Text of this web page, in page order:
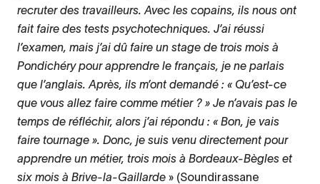
recruter des travailleurs. Avec les copains, ils nous ont
fait faire des tests psychotechniques. J’ai réussi
l’examen, mais j’ai dû faire un stage de trois mois à
Pondichéry pour apprendre le français, je ne parlais
que l’anglais. Après, ils m’ont demandé : « Qu’est-ce
que vous allez faire comme métier ? » Je n’avais pas le
temps de réfléchir, alors j’ai répondu : « Bon, je vais
faire tournage ». Donc, je suis venu directement pour
apprendre un métier, trois mois à Bordeaux-Bègles et
six mois à Brive-la-Gaillarde » (Soundirassane